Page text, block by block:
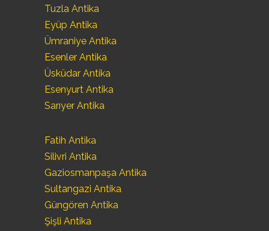
Tuzla Antika
Eyüp Antika
Ümraniye Antika
Esenler Antika
Üsküdar Antika
Esenyurt Antika
Sarıyer Antika
Fatih Antika
Silivri Antika
Gaziosmanpaşa Antika
Sultangazi Antika
Güngören Antika
Şişli Antika